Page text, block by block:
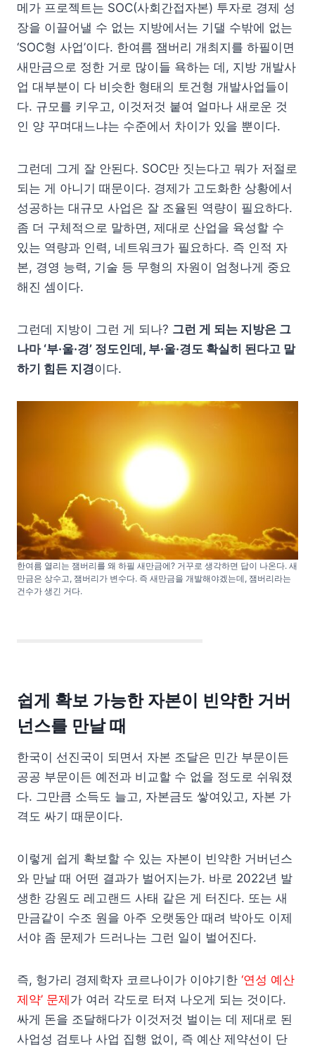
메가 프로젝트는 SOC(사회간접자본) 투자로 경제 성
장을 이끌어낼 수 없는 지방에서는 기댈 수밖에 없는
‘SOC형 사업’이다. 한여름 잼버리 개최지를 하필이면
새만금으로 정한 거로 많이들 욕하는 데, 지방 개발사
업 대부분이 다 비슷한 형태의 토건형 개발사업들이
다. 규모를 키우고, 이것저것 붙여 얼마나 새로운 것
인 양 꾸며대느냐는 수준에서 차이가 있을 뿐이다.
그런데 그게 잘 안된다. SOC만 짓는다고 뭐가 저절로
되는 게 아니기 때문이다. 경제가 고도화한 상황에서
성공하는 대규모 사업은 잘 조율된 역량이 필요하다.
좀 더 구체적으로 말하면, 제대로 산업을 육성할 수
있는 역량과 인력, 네트워크가 필요하다. 즉 인적 자
본, 경영 능력, 기술 등 무형의 자원이 엄청나게 중요
해진 셈이다.
그런데 지방이 그런 게 되나? 그런 게 되는 지방은 그
나마 ‘부·울·경’ 정도인데, 부·울·경도 확실히 된다고 말
하기 힘든 지경이다.
한여름 열리는 잼버리를 왜 하필 새만금에? 거꾸로 생각하면 답이 나온다. 새
만금은 상수고, 잼버리가 변수다. 즉 새만금을 개발해야겠는데, 잼버리라는
건수가 생긴 거다.
쉽게 확보 가능한 자본이 빈약한 거버
넌스를 만날 때
한국이 선진국이 되면서 자본 조달은 민간 부문이든
공공 부문이든 예전과 비교할 수 없을 정도로 쉬워졌
다. 그만큼 소득도 늘고, 자본금도 쌓여있고, 자본 가
격도 싸기 때문이다.
이렇게 쉽게 확보할 수 있는 자본이 빈약한 거버넌스
와 만날 때 어떤 결과가 벌어지는가. 바로 2022년 발
생한 강원도 레고랜드 사태 같은 게 터진다. 또는 새
만금같이 수조 원을 아주 오랫동안 때려 박아도 이제
서야 좀 문제가 드러나는 그런 일이 벌어진다.
즉, 헝가리 경제학자 코르나이가 이야기한 ‘연성 예산
제약’ 문제가 여러 각도로 터져 나오게 되는 것이다.
싸게 돈을 조달해다가 이것저것 벌이는 데 제대로 된
사업성 검토나 사업 집행 없이, 즉 예산 제약선이 단